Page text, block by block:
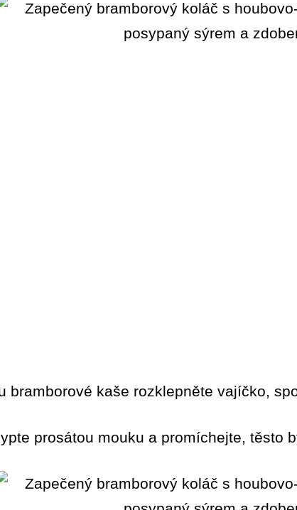
bramborové kaše rozklepněte vajíčko,
prosátou mouku a promíchejte, těsto